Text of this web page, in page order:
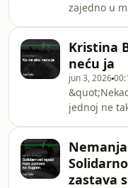
zajedno u
menjala je
prijatelja –
vidljiva. U
planinarenja
otvara tu
prolazi sam
Kristina
neću ja
jun 3, 2026
jednoj ne
počinje ova
Kristina je
ispriča
zastava